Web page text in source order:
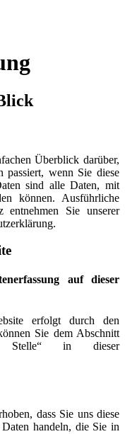
Überblick darüber,
passiert, wenn Sie diese
sind alle Daten, mit
können. Ausführliche
entnehmen Sie unserer
auf dieser
erfolgt durch den
Sie dem Abschnitt
Stelle“ in dieser
dass Sie uns diese
handeln, die Sie in